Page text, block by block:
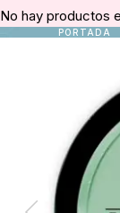
No hay productos
PORTADA